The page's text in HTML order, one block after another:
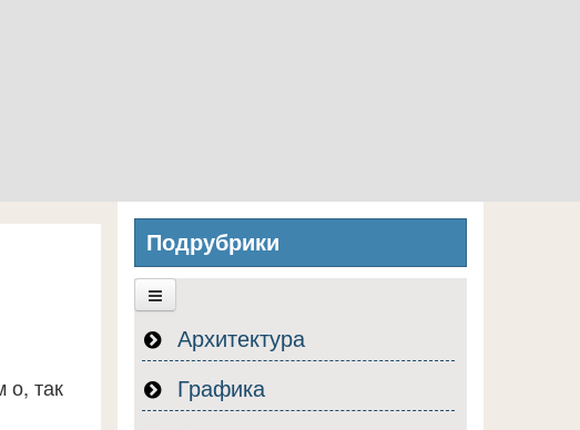
о, так
Подрубрики
Архитектура
Графика